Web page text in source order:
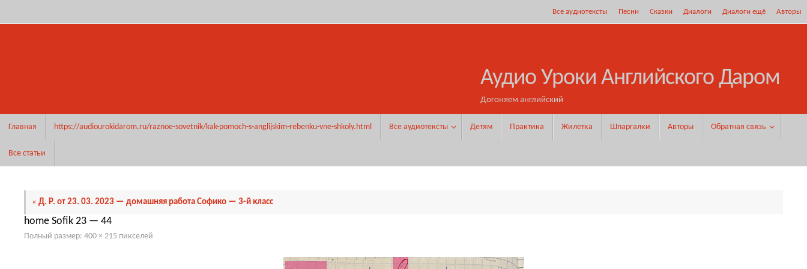
к
Все аудиотексты Песни Сказки Диалоги Диалоги ещё Авторы
Аудио Уроки Английского Даром
Догоняем английский
Главная https://audiourokidarom.ru/raznoe-sovetnik/kak-pomoch-s-anglijskim-rebenku-vne-shkoly.html Все аудиотексты Детям Практика Жилетка Шпаргалки Авторы Обратная связь
Все статьи
« Д. Р. от 23. 03. 2023 — домашняя работа Софико — 3-й класс
home Sofik 23 — 44
Полный размер: 400 × 215 пикселей